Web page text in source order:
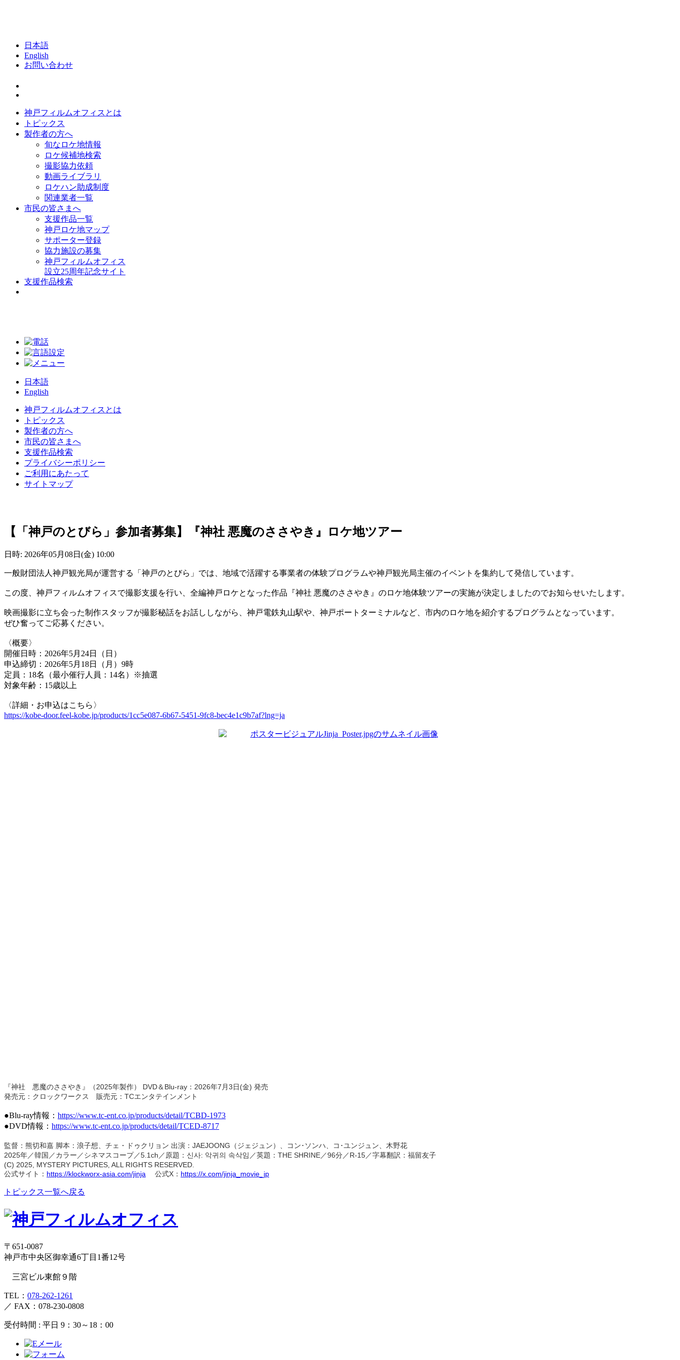
日本語
English
お問い合わせ
神戸フィルムオフィスとは
トピックス
製作者の方へ
旬なロケ地情報
ロケ候補地検索
撮影協力依頼
動画ライブラリ
ロケハン助成制度
関連業者一覧
市民の皆さまへ
支援作品一覧
神戸ロケ地マップ
サポーター登録
協力施設の募集
神戸フィルムオフィス
設立25周年記念サイト
支援作品検索
日本語
English
神戸フィルムオフィスとは
トピックス
製作者の方へ
市民の皆さまへ
支援作品検索
プライバシーポリシー
ご利用にあたって
サイトマップ
【「神戸のとびら」参加者募集】『神社 悪魔のささやき』ロケ地ツアー
日時: 2026年05月08日(金) 10:00
一般財団法人神戸観光局が運営する「神戸のとびら」では、地域で活躍する事業者の体験プログラムや神戸観光局主催のイベントを集約して発信しています。
この度、神戸フィルムオフィスで撮影支援を行い、全編神戸ロケとなった作品『神社 悪魔のささやき』のロケ地体験ツアーの実施が決定しましたのでお知らせいたします。
映画撮影に立ち会った制作スタッフが撮影秘話をお話ししながら、 神戸電鉄丸山駅や、神戸ポートターミナルなど、市内のロケ地を紹介するプログラムとなっています。
ぜひ奮ってご応募ください。
〈概要〉
開催日時： 2026年5月 24日（日）
申込締切： 2026年5月 18日（月）9時
定員：18名（最小催行人員：14名）※抽選
対象年齢：15歳以上
〈詳細・お申込はこちら〉
https://kobe-door.feel-kobe.jp/products/1cc5e087-6b67-5451-9fc8-bec4e1c9b7af?lng=ja
『神社 悪魔のささやき』（2025年製作） DVD ＆ Blu-ray ： 2026年7 月 3 日 (金) 発売
発売元：クロックワークス 販売元： TCエンタテインメント
●Blu-ray情報： https://www.tc-ent.co.jp/products/detail/TCBD-1973
●DVD情報： https://www.tc-ent.co.jp/products/detail/TCED-8717
監督：熊切和嘉 脚本：浪子想、チェ・ドゥクリョン 出演： JAEJOONG （ジェジュン）、コン･ソンハ、コ･ユンジュン、木野花
2025年／韓国／カラー／シネマスコープ／5.1ch ／原題： 신사: 악귀의 속삭임 ／英題： THE SHRINE／96分／ R-15／字幕翻訳：福留友子
(C) 2025, MYSTERY PICTURES, ALL RIGHTS RESERVED.
公式サイト： https://klockworx-asia.com/jinja 公式X ： https://x.com/jinja_movie_jp
トピックス一覧へ戻る
〒651-0087
神戸市中央区御幸通6丁目1番12号
三宮ビル東館９階
TEL： 078-262-1261
／ FAX：078-230-0808
受付時間 : 平日 9：30～18：00